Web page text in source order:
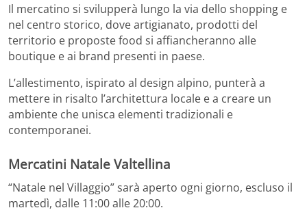
Il mercatino si svilupperà lungo la via dello shopping e
nel centro storico, dove artigianato, prodotti del
territorio e proposte food si affiancheranno alle
boutique e ai brand presenti in paese.
L’allestimento, ispirato al design alpino, punterà a
mettere in risalto l’architettura locale e a creare un
ambiente che unisca elementi tradizionali e
contemporanei.
Mercatini Natale Valtellina
“Natale nel Villaggio” sarà aperto ogni giorno, escluso il
martedì, dalle 11:00 alle 20:00.